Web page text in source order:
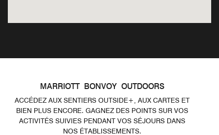
MARRIOTT BONVOY OUTDOORS
ACCÉDEZ AUX SENTIERS OUTSIDE+, AUX CARTES ET
BIEN PLUS ENCORE. GAGNEZ DES POINTS SUR VOS
ACTIVITÉS SUIVIES PENDANT VOS SÉJOURS DANS
NOS ÉTABLISSEMENTS.